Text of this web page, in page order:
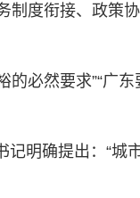
度衔接、政策
必然要求”“广东
明确提出：“